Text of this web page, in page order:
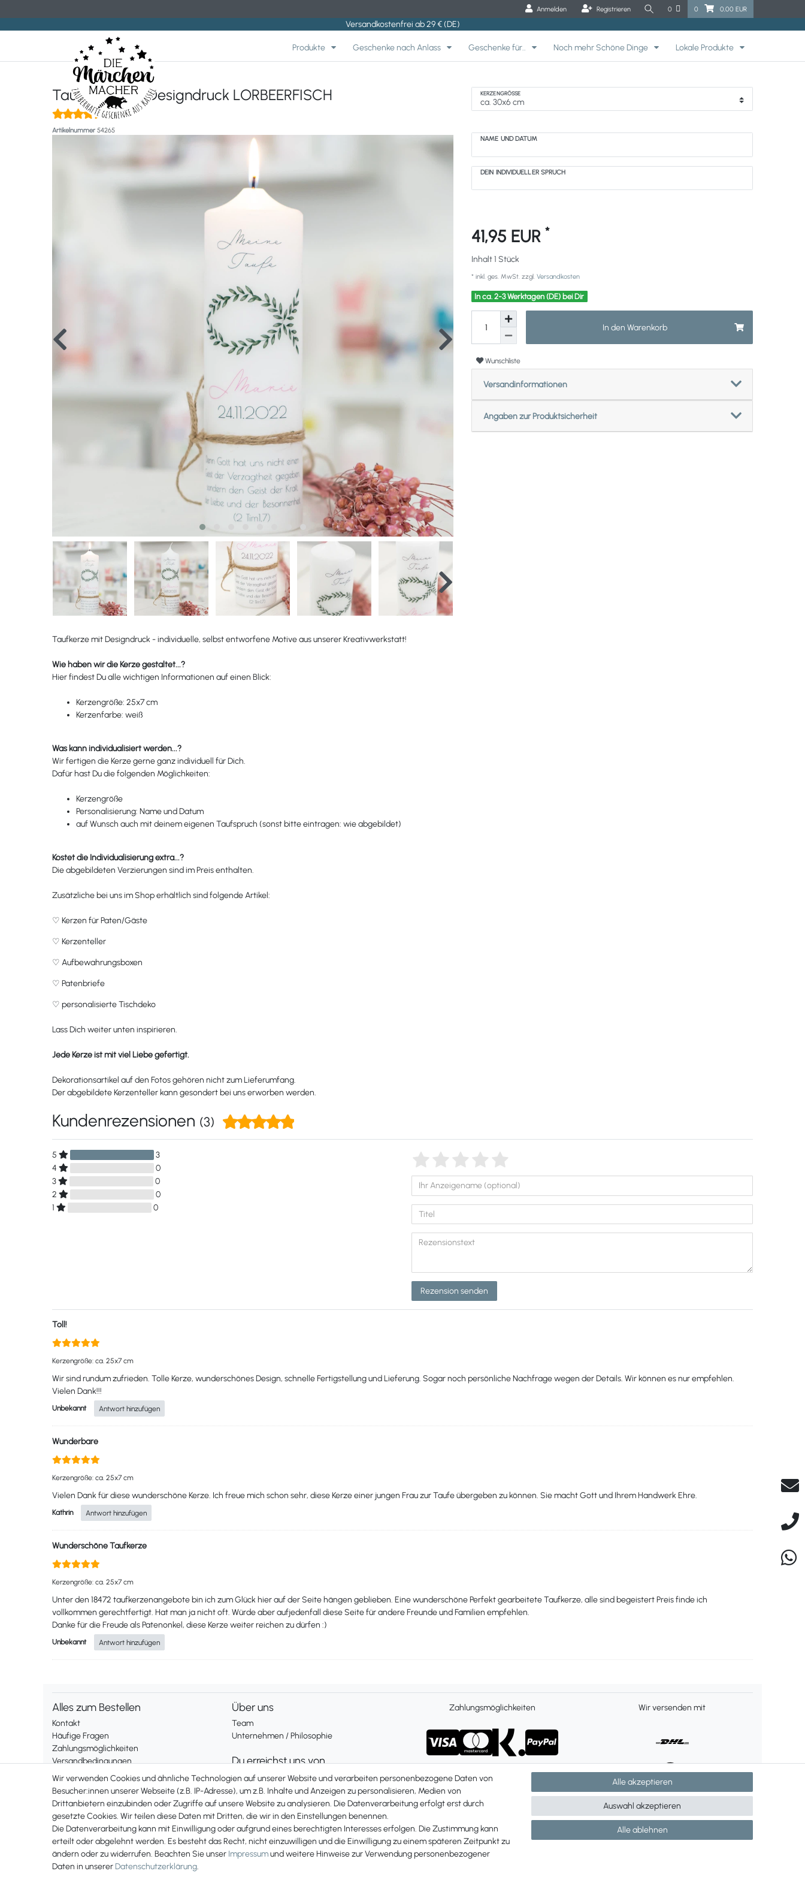
Anmelden Registrieren 0 0 0,00 EUR
Versandkostenfrei ab 29 € (DE)
Produkte Geschenke nach Anlass Geschenke für.. Noch mehr Schöne Dinge Lokale Produkte
Taufkerze mit Designdruck LORBEERFISCH
(3)
Artikelnummer 54265
KERZENGRÖSSE
NAME UND DATUM
DEIN INDIVIDUELLER SPRUCH
41,95 EUR *
Inhalt1 Stück
* inkl. ges. MwSt. zzgl. Versandkosten
In ca. 2-3 Werktagen (DE) bei Dir
In den Warenkorb
Wunschliste
Versandinformationen
Angaben zur Produktsicherheit
Taufkerze mit Designdruck - individuelle, selbst entworfene Motive aus unserer Kreativwerkstatt!
Wie haben wir die Kerze gestaltet...?
Hier findest Du alle wichtigen Informationen auf einen Blick:
Kerzengröße: 25x7 cm
Kerzenfarbe: weiß
Was kann individualisiert werden...?
Wir fertigen die Kerze gerne ganz individuell für Dich.
Dafür hast Du die folgenden Möglichkeiten:
Kerzengröße
Personalisierung: Name und Datum
auf Wunsch auch mit deinem eigenen Taufspruch (sonst bitte eintragen: wie abgebildet)
Kostet die Individualisierung extra...?
Die abgebildeten Verzierungen sind im Preis enthalten.
Zusätzliche bei uns im Shop erhältlich sind folgende Artikel:
♡ Kerzen für Paten/Gäste
♡ Kerzenteller
♡ Aufbewahrungsboxen
♡ Patenbriefe
♡ personalisierte Tischdeko
Lass Dich weiter unten inspirieren.
Jede Kerze ist mit viel Liebe gefertigt.
Dekorationsartikel auf den Fotos gehören nicht zum Lieferumfang.
Der abgebildete Kerzenteller kann gesondert bei uns erworben werden.
Kundenrezensionen (3)
5
3
4
0
3
0
2
0
1
0
Rezension senden
Toll!
Kerzengröße: ca. 25x7 cm
Wir sind rundum zufrieden. Tolle Kerze, wunderschönes Design, schnelle Fertigstellung und Lieferung. Sogar noch persönliche Nachfrage wegen der Details. Wir können es nur empfehlen.
Vielen Dank!!!
Unbekannt Antwort hinzufügen
Wunderbare
Kerzengröße: ca. 25x7 cm
Vielen Dank für diese wunderschöne Kerze. Ich freue mich schon sehr, diese Kerze einer jungen Frau zur Taufe übergeben zu können. Sie macht Gott und Ihrem Handwerk Ehre.
Kathrin Antwort hinzufügen
Wunderschöne Taufkerze
Kerzengröße: ca. 25x7 cm
Unter den 18472 taufkerzenangebote bin ich zum Glück hier auf der Seite hängen geblieben. Eine wunderschöne Perfekt gearbeitete Taufkerze, alle sind begeistert Preis finde ich
vollkommen gerechtfertigt. Hat man ja nicht oft. Würde aber aufjedenfall diese Seite für andere Freunde und Familien empfehlen.
Danke für die Freude als Patenonkel, diese Kerze weiter reichen zu dürfen :)
Unbekannt Antwort hinzufügen
Alles zum Bestellen
Kontakt
Häufige Fragen
Zahlungsmöglichkeiten
Versandbedingungen
Widerrufsrecht
Vertrag widerrufen
Rechtliches
Impressum
AGB
Datenschutzerklärung
Über uns
Team
Unternehmen / Philosophie
Du erreichst uns von
Montag bis Freitag 9 bis 16 Uhr
Telefonisch und per Whatsapp
erreichst Du uns unter:
+49 561 287 907 84
Zahlungsmöglichkeiten Wir versenden mit
Wir verwenden Cookies und ähnliche Technologien auf unserer Website und verarbeiten personenbezogene Daten von
Besucher:innen unserer Webseite (z.B. IP-Adresse), um z.B. Inhalte und Anzeigen zu personalisieren, Medien von
Drittanbietern einzubinden oder Zugriffe auf unsere Website zu analysieren. Die Datenverarbeitung erfolgt erst durch
gesetzte Cookies. Wir teilen diese Daten mit Dritten, die wir in den Einstellungen benennen.
Die Datenverarbeitung kann mit Einwilligung oder aufgrund eines berechtigten Interesses erfolgen. Die Zustimmung kann
erteilt oder abgelehnt werden. Es besteht das Recht, nicht einzuwilligen und die Einwilligung zu einem späteren Zeitpunkt zu
ändern oder zu widerrufen. Beachten Sie unser Impressumund weitere Hinweise zur Verwendung personenbezogener
Daten in unsererDaten­schutz­erklärung.
Alle akzeptieren
Alle ablehnen
Auswahl akzeptieren